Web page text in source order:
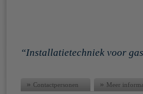
Installatietechniek voor
» Contactpersonen » Meer